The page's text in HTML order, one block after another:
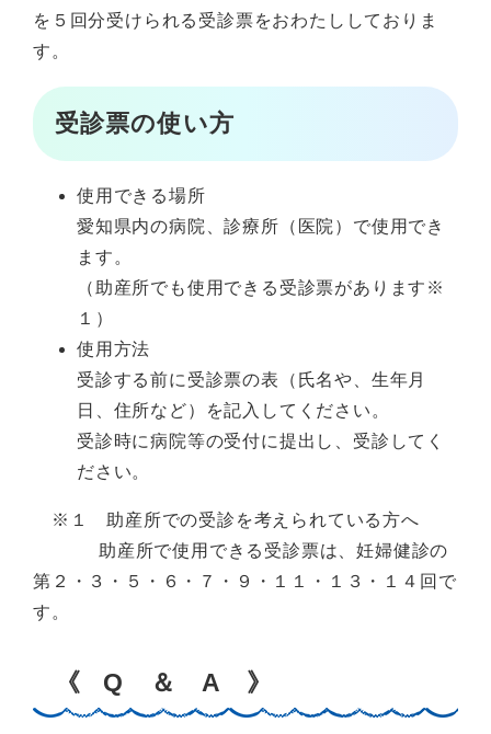
を５回分受けられる受診票をおわたししておりま
す。
受診票の使い方
使用できる場所
愛知県内の病院、診療所（医院）で使用でき
ます。
（助産所でも使用できる受診票があります※
１）
使用方法
受診する前に受診票の表（氏名や、生年月
日、住所など）を記入してください。
受診時に病院等の受付に提出し、受診してく
ださい。
※１ 助産所での受診を考えられている方へ
助産所で使用できる受診票は、妊婦健診の
第２・３・５・６・７・９・１１・１３・１４回で
す。
《 Q ＆ A 》